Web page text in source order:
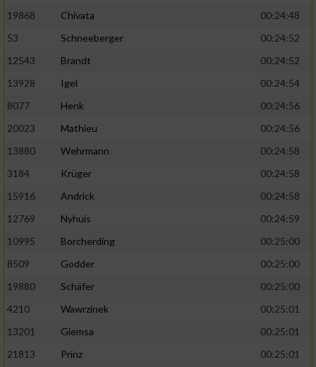
19868
Chivata
00:24:48
53
Schneeberger
00:24:52
12543
Brandt
00:24:52
13928
Igel
00:24:54
8077
Henk
00:24:56
20023
Mathieu
00:24:56
13880
Wehrmann
00:24:58
3184
Krüger
00:24:58
15916
Andrick
00:24:58
12769
Nyhuis
00:24:59
10995
Borcherding
00:25:00
8509
Godder
00:25:00
19880
Schäfer
00:25:00
4210
Wawrzinek
00:25:01
13201
Giemsa
00:25:01
21813
Prinz
00:25:01